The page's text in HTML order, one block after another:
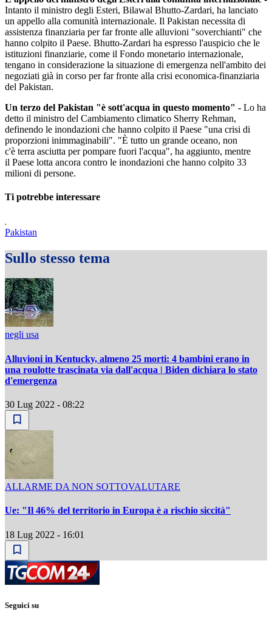
Intanto il ministro degli Esteri, Bilawal Bhutto-Zardari, ha lanciato
un appello alla comunità internazionale. Il Pakistan necessita di
assistenza finanziaria per far fronte alle alluvioni "soverchianti" che
hanno colpito il Paese. Bhutto-Zardari ha espresso l'auspicio che le
istituzioni finanziarie, come il Fondo monetario internazionale,
tengano in considerazione la situazione di emergenza nell'ambito dei
negoziati già in corso per far fronte alla crisi economica-finanziaria
del Pakistan.
Un terzo del Pakistan "è sott'acqua in questo momento" - Lo ha
detto il ministro del Cambiamento climatico Sherry Rehman,
definendo le inondazioni che hanno colpito il Paese "una crisi di
proporzioni inimmaginabili". "È tutto un grande oceano, non
c'è terra asciutta per pompare fuori l'acqua", ha aggiunto, mentre
il Paese lotta ancora contro le inondazioni che hanno colpito 33
milioni di persone.
Ti potrebbe interessare
Pakistan
Sullo stesso tema
negli usa
Alluvioni in Kentucky, almeno 25 morti: 4 bambini erano in
una roulotte trascinata via dall'acqua | Biden dichiara lo stato
d'emergenza
30 Lug 2022 - 08:22
ALLARME DA NON SOTTOVALUTARE
Ue: "Il 46% del territorio in Europa è a rischio siccità"
18 Lug 2022 - 16:01
Seguici su